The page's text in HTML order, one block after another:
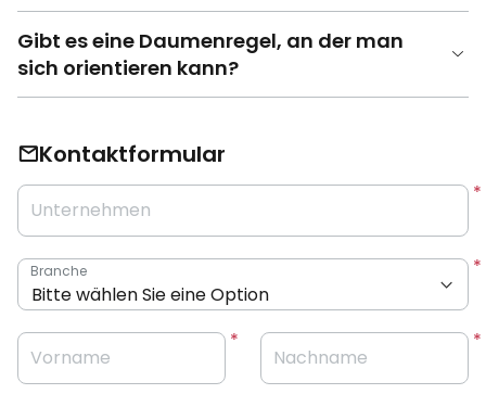
Gibt es eine Daumenregel, an der man
sich orientieren kann?
Kontaktformular
Unternehmen
Branche
Vorname Nachname